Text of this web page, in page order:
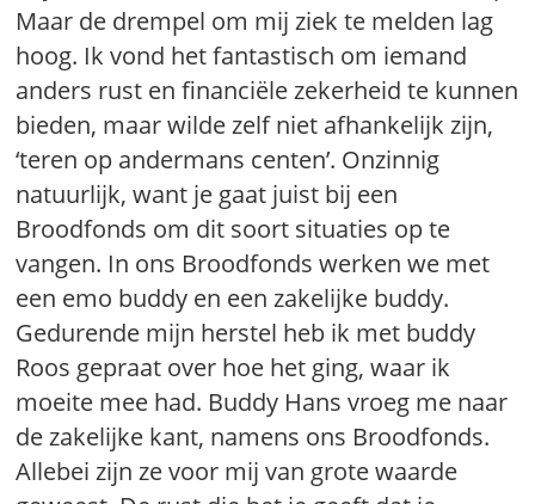
Maar de drempel om mij ziek te melden lag
hoog. Ik vond het fantastisch om iemand
anders rust en financiële zekerheid te kunnen
bieden, maar wilde zelf niet afhankelijk zijn,
‘teren op andermans centen’. Onzinnig
natuurlijk, want je gaat juist bij een
Broodfonds om dit soort situaties op te
vangen. In ons Broodfonds werken we met
een emo buddy en een zakelijke buddy.
Gedurende mijn herstel heb ik met buddy
Roos gepraat over hoe het ging, waar ik
moeite mee had. Buddy Hans vroeg me naar
de zakelijke kant, namens ons Broodfonds.
Allebei zijn ze voor mij van grote waarde